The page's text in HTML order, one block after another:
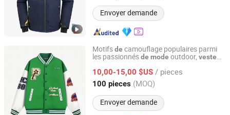
Envoyer demande
Motifsde camouflage populaires parmi
les passionnésde mode outdoor, veste
10,00-15,00 $US / pieces
100 pieces (MOQ)
Envoyer demande
Dong Guan Yuchen Fashion Co., Ltd.
Guangdong, China Depuis 2025